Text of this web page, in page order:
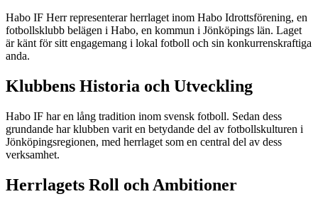
Habo IF Herr representerar herrlaget inom Habo Idrottsförening, en
fotbollsklubb belägen i Habo, en kommun i Jönköpings län. Laget
är känt för sitt engagemang i lokal fotboll och sin konkurrenskraftiga
anda.
Klubbens Historia och Utveckling
Habo IF har en lång tradition inom svensk fotboll. Sedan dess
grundande har klubben varit en betydande del av fotbollskulturen i
Jönköpingsregionen, med herrlaget som en central del av dess
verksamhet.
Herrlagets Roll och Ambitioner